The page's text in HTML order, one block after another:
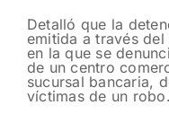
Detalló que la
emitida a través del
en la que se
de un centro
sucursal bancaria,
víctimas de un robo.